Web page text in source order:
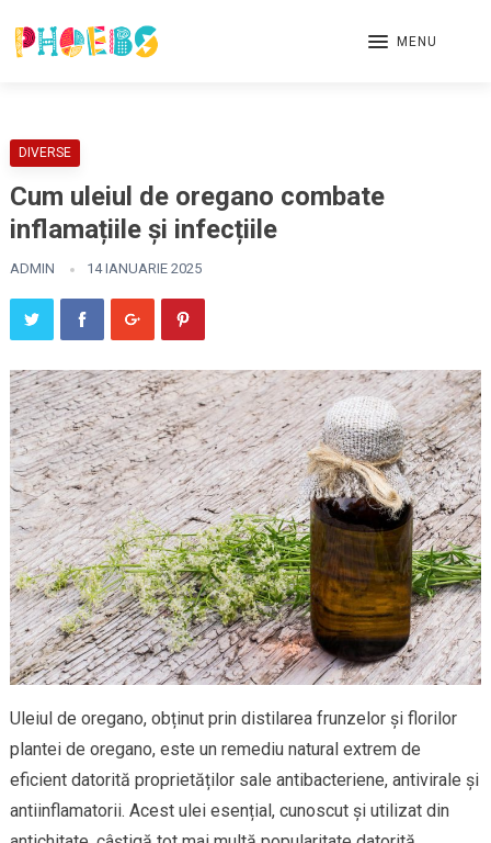
MENU
DIVERSE
Cum uleiul de oregano combate
inflamațiile și infecțiile
ADMIN 14 IANUARIE 2025
Uleiul de oregano, obținut prin distilarea frunzelor și florilor
plantei de oregano, este un remediu natural extrem de
eficient datorită proprietăților sale antibacteriene, antivirale și
antiinflamatorii. Acest ulei esențial, cunoscut și utilizat din